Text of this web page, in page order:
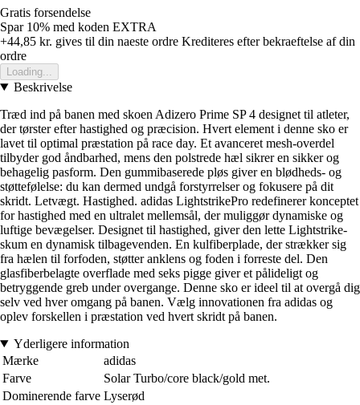
Gratis forsendelse
Spar 10% med koden EXTRA
+44,85 kr. gives til din naeste ordre Krediteres efter bekraeftelse af din
ordre
Loading...
Beskrivelse
Træd ind på banen med skoen Adizero Prime SP 4 designet til atleter,
der tørster efter hastighed og præcision. Hvert element i denne sko er
lavet til optimal præstation på race day. Et avanceret mesh-overdel
tilbyder god åndbarhed, mens den polstrede hæl sikrer en sikker og
behagelig pasform. Den gummibaserede pløs giver en blødheds- og
støttefølelse: du kan dermed undgå forstyrrelser og fokusere på dit
skridt. Letvægt. Hastighed. adidas LightstrikePro redefinerer konceptet
for hastighed med en ultralet mellemsål, der muliggør dynamiske og
luftige bevægelser. Designet til hastighed, giver den lette Lightstrike-
skum en dynamisk tilbagevenden. En kulfiberplade, der strækker sig
fra hælen til forfoden, støtter anklens og foden i forreste del. Den
glasfiberbelagte overflade med seks pigge giver et pålideligt og
betryggende greb under overgange. Denne sko er ideel til at overgå dig
selv ved hver omgang på banen. Vælg innovationen fra adidas og
oplev forskellen i præstation ved hvert skridt på banen.
Yderligere information
Mærke
adidas
Farve
Solar Turbo/core black/gold met.
Dominerende farve Lyserød